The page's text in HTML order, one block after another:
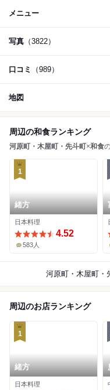
メニュー
写真 （3822）
口コミ （989）
地図
周辺の和食ランキング
河原町・木屋町・先斗町×和食
1
緒方
日本料理
4.52
583人
周辺のお店ランキング
1
緒方
日本料理